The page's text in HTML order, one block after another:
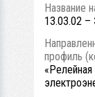
Название
13.03.02 –
профиль